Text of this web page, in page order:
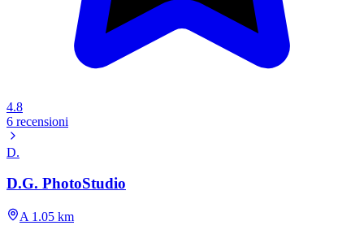
4.8
6 recensioni
D.
D.G. PhotoStudio
A 1.05 km